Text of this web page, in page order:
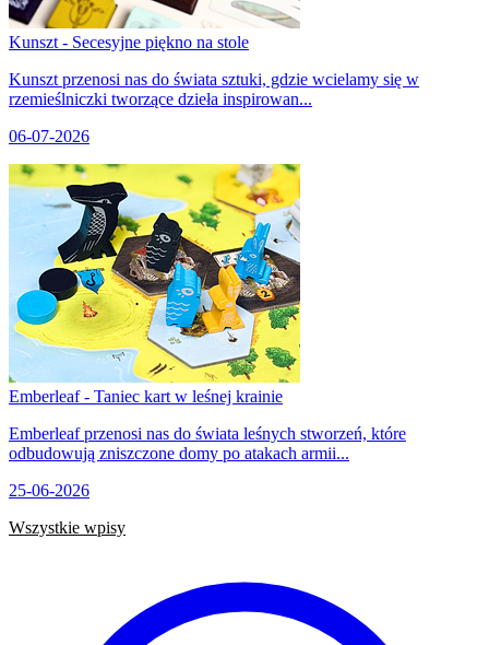
Kunszt - Secesyjne piękno na stole
Kunszt przenosi nas do świata sztuki, gdzie wcielamy się w
rzemieślniczki tworzące dzieła inspirowan...
06-07-2026
Emberleaf - Taniec kart w leśnej krainie
Emberleaf przenosi nas do świata leśnych stworzeń, które
odbudowują zniszczone domy po atakach armii...
25-06-2026
Wszystkie wpisy